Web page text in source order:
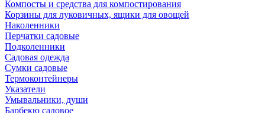
Компосты и средства для компостирования
Корзины для луковичных, ящики для овощей
Наколенники
Перчатки садовые
Подколенники
Садовая одежда
Сумки садовые
Термоконтейнеры
Указатели
Умывальники, души
Барбекю садовое